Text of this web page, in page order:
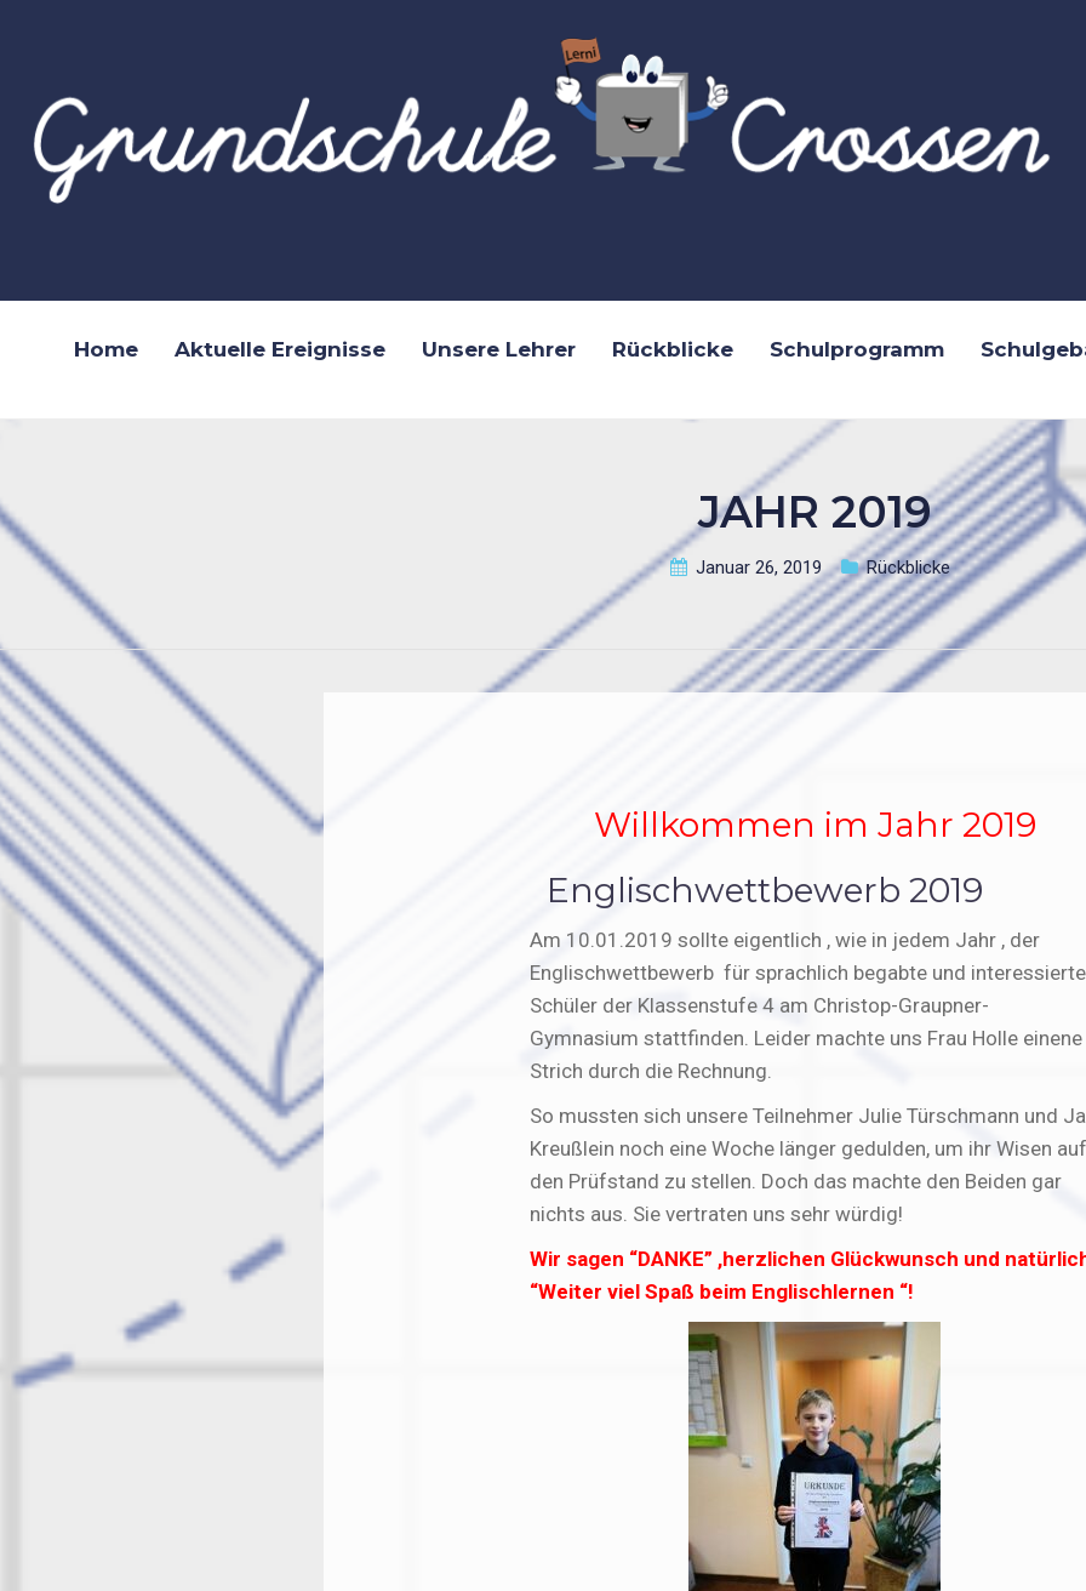
Home Aktuelle Ereignisse Unsere Lehrer Rückblicke Schulprogramm
JAHR 2019
Januar 26, 2019 Rückblicke
Willkommen im Jahr 2019
Englischwettbewerb 2019
Am 10.01.2019 sollte eigentlich , wie in jedem Jahr , der
Englischwettbewerb für sprachlich begabte und interessierte
Schüler der Klassenstufe 4 am Christop-Graupner-
Gymnasium stattfinden. Leider machte uns Frau Holle einene
Strich durch die Rechnung.
So mussten sich unsere Teilnehmer Julie Türschmann und
Kreußlein noch eine Woche länger gedulden, um ihr Wisen auf
den Prüfstand zu stellen. Doch das machte den Beiden gar
nichts aus. Sie vertraten uns sehr würdig!
Wir sagen “DANKE” ,herzlichen Glückwunsch und
“Weiter viel Spaß beim Englischlernen “!